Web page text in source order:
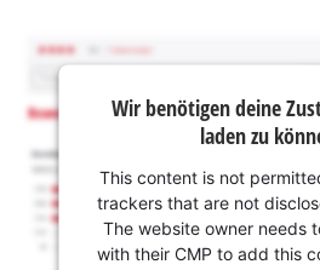
Wir benötigen deine
laden zu
This content is not
trackers that are not
The website owner needs
with their CMP to add this